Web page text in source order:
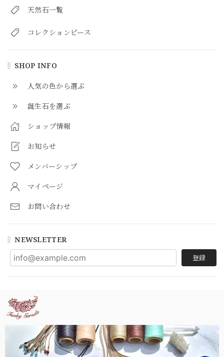
天然石一覧
コレクションピース
SHOP INFO
人気の色から選ぶ
誕生石を選ぶ
ショップ情報
お知らせ
メンバーシップ
マイページ
お問い合わせ
NEWSLETTER
登録